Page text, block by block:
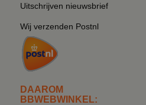
Uitschrijven nieuwsbrief
Wij verzenden Postnl
DAAROM
BBWEBWINKEL: